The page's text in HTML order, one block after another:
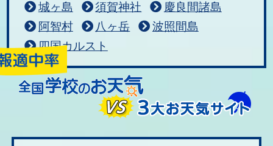
城ヶ島
須賀神社
慶良間諸島
阿智村
八ヶ岳
波照間島
四国カルスト